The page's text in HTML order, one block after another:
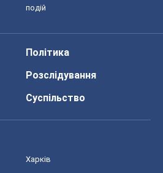
подій
Політика
Розслідування
Суспільство
Харків